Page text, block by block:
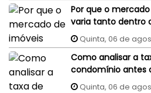
Por que o
varia tanto dentro
cidade?
Quinta, 06 de
Como analisar a
condomínio antes
imóvel?
Quinta, 06 de